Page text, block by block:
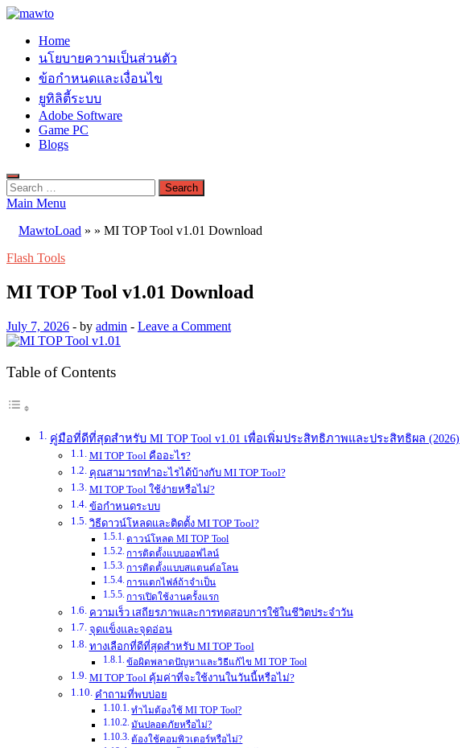
Skip
content
MAWTO
ดาวน์โหลดโปรแกรมฟรี ตัวเต็มถาวร ใหม่ 2023 ไม่ครอบลิงค์
Home
นโยบายความเป็นส่วนตัว
ข้อกำหนดและเงื่อนไข
ยูทิลิตี้ระบบ
Adobe Software
Game PC
Blogs
Search
for:
Main Menu
MawtoLoad » » MI TOP Tool v1.01 Download
Flash Tools
MI TOP Tool v1.01 Download
July 7, 2026 - by admin - Leave a Comment
Table of Contents
คู่มือที่ดีที่สุดสำหรับ MI TOP Tool v1.01 เพื่อเพิ่มประสิทธิภาพและประสิทธิผล (2026)
MI TOP Tool คืออะไร?
คุณสามารถทำอะไรได้บ้างกับ MI TOP Tool?
MI TOP Tool ใช้ง่ายหรือไม่?
ข้อกำหนดระบบ
วิธีดาวน์โหลดและติดตั้ง MI TOP Tool?
ดาวน์โหลด MI TOP Tool
การติดตั้งแบบออฟไลน์
การติดตั้งแบบสแตนด์อโลน
การแตกไฟล์ถ้าจำเป็น
การเปิดใช้งานครั้งแรก
ความเร็ว เสถียรภาพและการทดสอบการใช้ในชีวิตประจำวัน
จุดแข็งและจุดอ่อน
ทางเลือกที่ดีที่สุดสำหรับ MI TOP Tool
ข้อผิดพลาดปัญหาและวิธีแก้ไข MI TOP Tool
MI TOP Tool คุ้มค่าที่จะใช้งานในวันนี้หรือไม่?
คำถามที่พบบ่อย
ทำไมต้องใช้ MI TOP Tool?
มันปลอดภัยหรือไม่?
ต้องใช้คอมพิวเตอร์หรือไม่?